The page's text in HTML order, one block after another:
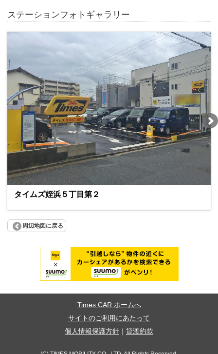
ステーションフォトギャラリー
タイムズ姪浜５丁目第２
周辺地図に戻る
Times CAR ホームへ
サイトのご利用にあたって
個人情報保護方針
貸渡約款